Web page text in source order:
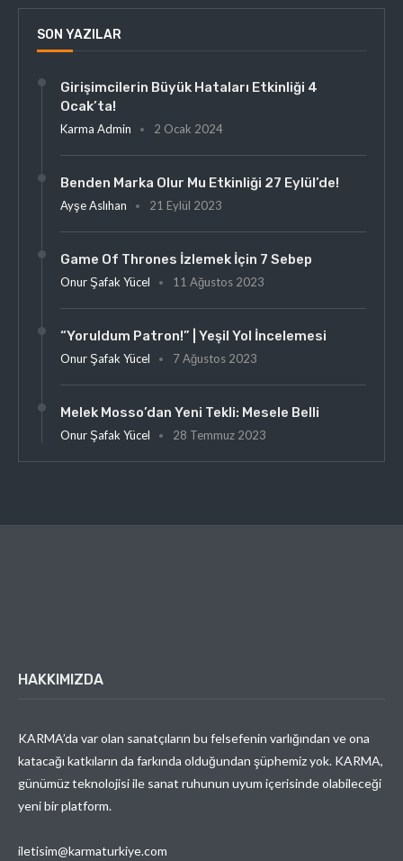
SON YAZILAR
Girişimcilerin Büyük Hataları Etkinliği 4
Ocak’ta!
Karma Admin 2 Ocak 2024
Benden Marka Olur Mu Etkinliği 27 Eylül’de!
Ayşe Aslıhan 21 Eylül 2023
Game Of Thrones İzlemek İçin 7 Sebep
Onur Şafak Yücel 11 Ağustos 2023
“Yoruldum Patron!” | Yeşil Yol İncelemesi
Onur Şafak Yücel 7 Ağustos 2023
Melek Mosso’dan Yeni Tekli: Mesele Belli
Onur Şafak Yücel 28 Temmuz 2023
HAKKIMIZDA
KARMA’da var olan sanatçıların bu felsefenin varlığından ve ona
katacağı katkıların da farkında olduğundan şüphemiz yok. KARMA,
günümüz teknolojisi ile sanat ruhunun uyum içerisinde olabileceği
yeni bir platform.
iletisim@karmaturkiye.com